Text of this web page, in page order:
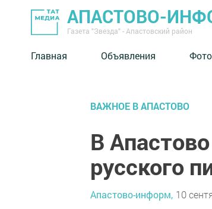
АПАСТОВО-
Газета "Звезда" - Апастовский район
Главная Объявления
ВАЖНОЕ В АПАСТОВО
В
русского
Апастово-информ, 10